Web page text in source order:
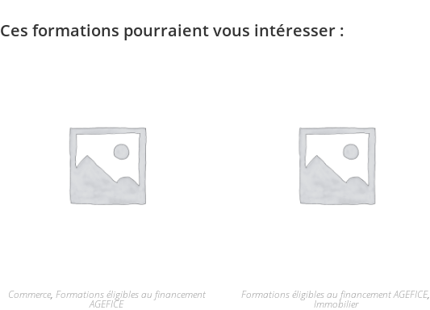
Ces formations pourraient vous intéresser :
Commerce, Formations éligibles au financement
AGEFICE
Formations éligibles au financement AGEFICE,
Immobilier